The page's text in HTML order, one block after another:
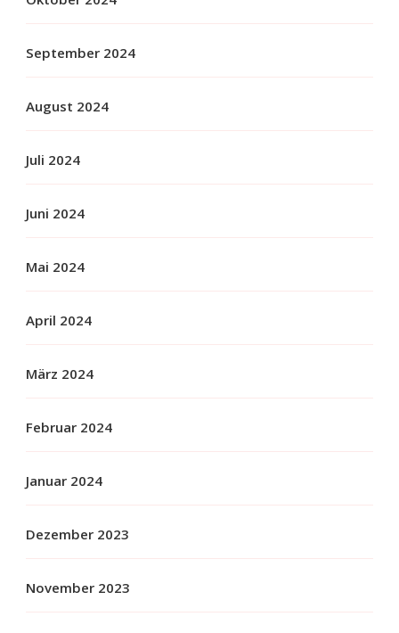
September 2024
August 2024
Juli 2024
Juni 2024
Mai 2024
April 2024
März 2024
Februar 2024
Januar 2024
Dezember 2023
November 2023